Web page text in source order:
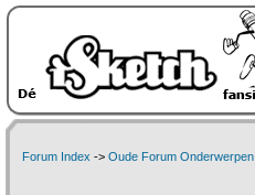
Forum Index -> Oude Forum Onderwerpen